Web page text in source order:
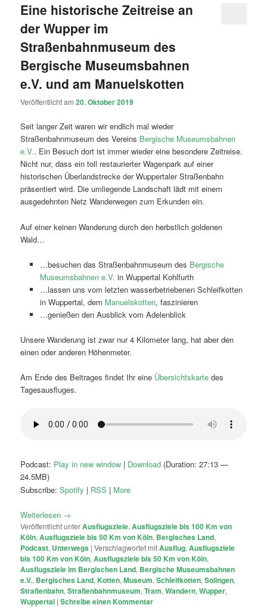
Eine historische Zeitreise an
der Wupper im
Straßenbahnmuseum des
Bergische Museumsbahnen
e.V. und am Manuelskotten
Veröffentlicht am20. Oktober 2019
Seit langer Zeit waren wir endlich mal wieder
Straßenbahnmuseum des Vereins Bergische Museumsbahnen
e.V.. Ein Besuch dort ist immer wieder eine besondere Zeitreise.
Nicht nur, dass ein toll restaurierter Wagenpark auf einer
historischen Überlandstrecke der Wuppertaler Straßenbahn
präsentiert wird. Die umliegende Landschaft lädt mit einem
ausgedehnten Netz Wanderwegen zum Erkunden ein.
Auf einer keinen Wanderung durch den herbstlich goldenen
Wald…
…besuchen das Straßenbahnmuseum des Bergische
Museumsbahnen e.V. in Wuppertal Kohlfurth
…lassen uns vom letzten wasserbetriebenen Schleifkotten
in Wuppertal, dem Manuelskotten, faszinieren
…genießen den Ausblick vom Adelenblick
Unsere Wanderung ist zwar nur 4 Kilometer lang, hat aber den
einen oder anderen Höhenmeter.
Am Ende des Beitrages findet Ihr eine Übersichtskartedes
Tagesausfluges.
Podcast: Play in new window | Download (Duration: 27:13 —
24.5MB)
Subscribe:Spotify | RSS | More
Weiterlesen →
Veröffentlicht unterAusflugsziele,Ausflugsziele bis 100 Km von
Köln,Ausflugsziele bis 50 Km von Köln, Bergisches Land,
Podcast, Unterwegs |Verschlagwortet mitAusflug,Ausflugsziele
bis 100 Km von Köln,Ausflugsziele bis 50 Km von Köln,
Ausflugsziele im Bergischen Land, Bergische Museumsbahnen
e.V., Bergisches Land,Kotten,Museum,Schleifkotten,Solingen,
Straßenbahn,Straßenbahnmuseum,Tram,Wandern,Wupper,
Wuppertal |Schreibe einen Kommentar